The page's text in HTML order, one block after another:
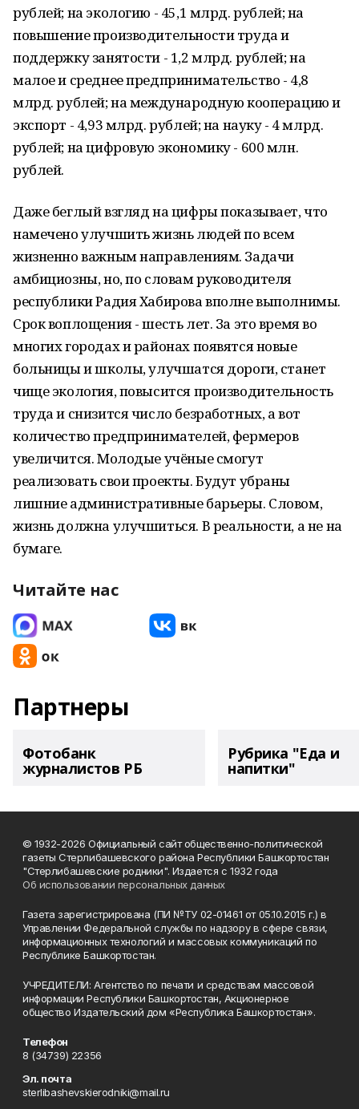
рублей; на экологию - 45,1 млрд. рублей; на
повышение производительности труда и
поддержку занятости - 1,2 млрд. рублей; на
малое и среднее предпринимательство - 4,8
млрд. рублей; на международную кооперацию и
экспорт - 4,93 млрд. рублей; на науку - 4 млрд.
рублей; на цифровую экономику - 600 млн.
рублей.
Даже беглый взгляд на цифры показывает, что
намечено улучшить жизнь людей по всем
жизненно важным направлениям. Задачи
амбициозны, но, по словам руководителя
республики Радия Хабирова вполне выполнимы.
Срок воплощения - шесть лет. За это время во
многих городах и районах появятся новые
больницы и школы, улучшатся дороги, станет
чище экология, повысится производительность
труда и снизится число безработных, а вот
количество предпринимателей, фермеров
увеличится. Молодые учёные смогут
реализовать свои проекты. Будут убраны
лишние административные барьеры. Словом,
жизнь должна улучшиться. В реальности, а не на
бумаге.
Читайте нас
Партнеры
Фотобанк
журналистов РБ
Рубрика "Еда и
напитки"
© 1932-2026 Официальный сайт общественно-политической
газеты Стерлибашевского района Республики Башкортостан
"Стерлибашевские родники". Издается с 1932 года
Об использовании персональных данных
Газета зарегистрирована (ПИ №ТУ 02-01461 от 05.10.2015 г.) в
Управлении Федеральной службы по надзору в сфере связи,
информационных технологий и массовых коммуникаций по
Республике Башкортостан.
УЧРЕДИТЕЛИ: Агентство по печати и средствам массовой
информации Республики Башкортостан, Акционерное
общество Издательский дом «Республика Башкортостан».
Телефон
8 (34739) 22356
Эл. почта
sterlibashevskierodniki@mail.ru